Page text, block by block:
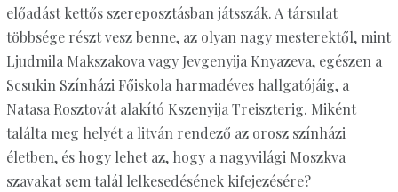
előadást kettős szereposztásban játsszák. A társulat
többsége részt vesz benne, az olyan nagy mesterektől, mint
Ljudmila Makszakova vagy Jevgenyija Knyazeva, egészen a
Scsukin Színházi Főiskola harmadéves hallgatójáig, a
Natasa Rosztovát alakító Kszenyija Treiszterig. Miként
találta meg helyét a litván rendező az orosz színházi
életben, és hogy lehet az, hogy a nagyvilági Moszkva
szavakat sem talál lelkesedésének kifejezésére?